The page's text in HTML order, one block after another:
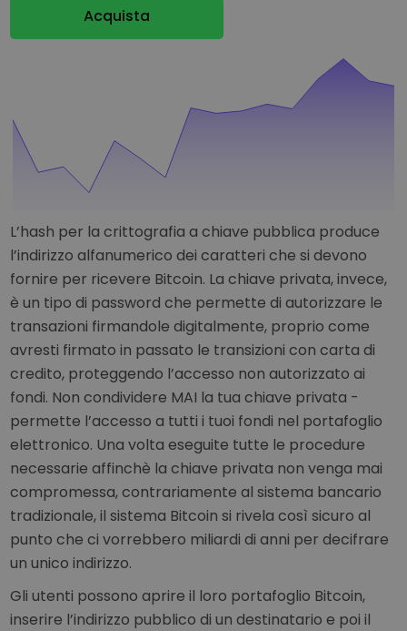
Acquista
L’hash per la crittografia a chiave pubblica produce
l’indirizzo alfanumerico dei caratteri che si devono
fornire per ricevere Bitcoin. La chiave privata, invece,
è un tipo di password che permette di autorizzare le
transazioni firmandole digitalmente, proprio come
avresti firmato in passato le transizioni con carta di
credito, proteggendo l’accesso non autorizzato ai
fondi. Non condividere MAI la tua chiave privata -
permette l’accesso a tutti i tuoi fondi nel portafoglio
elettronico. Una volta eseguite tutte le procedure
necessarie affinchè la chiave privata non venga mai
compromessa, contrariamente al sistema bancario
tradizionale, il sistema Bitcoin si rivela così sicuro al
punto che ci vorrebbero miliardi di anni per decifrare
un unico indirizzo.
Gli utenti possono aprire il loro portafoglio Bitcoin,
inserire l’indirizzo pubblico di un destinatario e poi il